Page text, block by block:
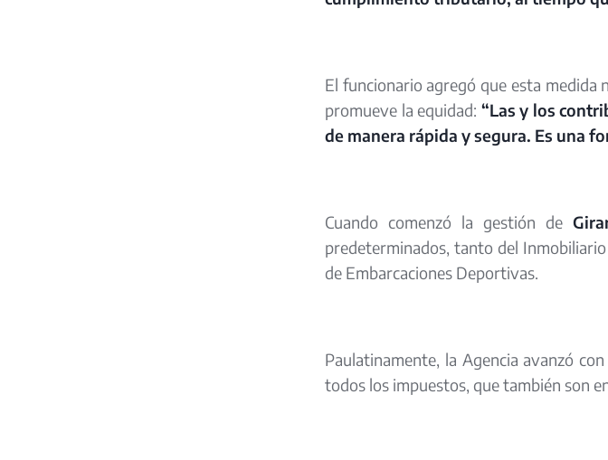
El funcionario agregó que esta medida
promueve la equidad: “Las y los
de manera rápida y segura. Es una
Cuando comenzó la gestión de
predeterminados, tanto del
de Embarcaciones Deportivas.
Paulatinamente, la Agencia avanzó
todos los impuestos, que también son